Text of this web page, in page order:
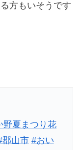
方もいそうです
野夏まつり花
郡山市 #おい